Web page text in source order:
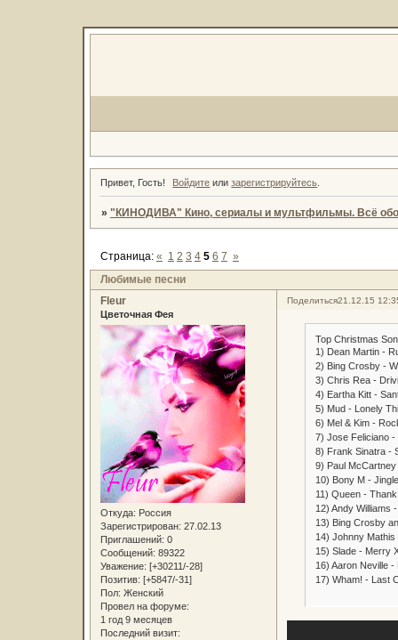
Привет, Гость! Войдите илизарегистрируйтесь
» "КИНОДИВА" Кино, сериалы и мультфильмы. Всё
Любимые песни
Страница: « 1 2 3 4 5 6 7 »
Поделиться21.12.15
Fleur
Цветочная Фея
Откуда: Россия
Зарегистрирован: 27.02.13
Приглашений: 0
Сообщений: 89322
Уважение: [+30211/-28]
Позитив: [+5847/-31]
Пол: Женский
Провел на форуме:
1 год 9 месяцев
Последний визит:
Top Christmas
1) Dean Martin -
2) Bing Crosby -
3) Chris Rea -
4) Eartha Kitt -
5) Mud - Lonely
6) Mel & Kim -
7) Jose Feliciano -
8) Frank Sinatra -
9) Paul
10) Bony M -
11) Queen -
12) Andy Williams
13) Bing Crosby
14) Johnny Mathis
15) Slade - Merry
16) Aaron Neville -
17) Wham! - Last